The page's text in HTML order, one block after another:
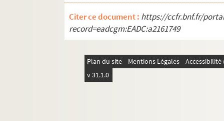
qr14. Ouvrages de Quarré-Reybourbon
c64-3. Carton 64-3 : Lithographies de
pf65. Portefeuille 65 : Pièces concernant la
pf66-1. Portefeuille 66-1 : Gravures et
pf66-2. Portefeuille 66 -2 : Photographies
Citer ce document : https://ccfr.bnf.fr/
record=eadcgm:EADC:a2161749
Plan du site Mentions Légales
v 31.1.0